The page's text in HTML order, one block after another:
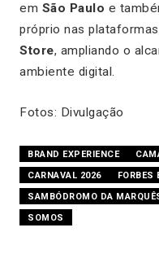
em São Paulo e
próprio nas plataformas
Store, ampliando o
ambiente digital.
Fotos: Divulgação
BRAND EXPERIENCE
CARNAVAL 2026
FORBES
SAMBÓDROMO DA
SOMOS